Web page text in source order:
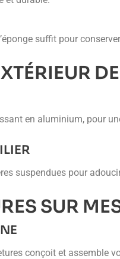
suffit pour
en aluminium, pour
suspendues pour
SUR
conçoit et